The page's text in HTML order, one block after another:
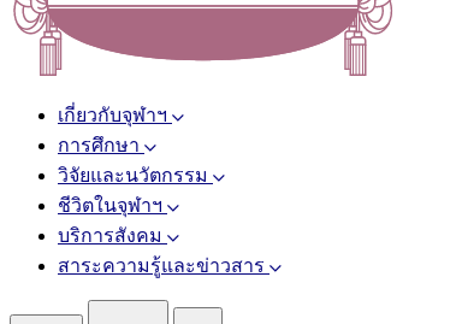
เกี่ยวกับจุฬาฯ
การศึกษา
วิจัยและนวัตกรรม
ชีวิตในจุฬาฯ
บริการสังคม
สาระความรู้และข่าวสาร